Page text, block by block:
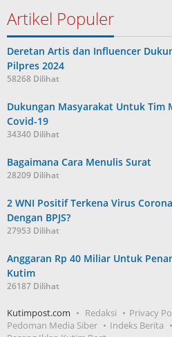
Artikel Populer
Deretan Artis dan Influencer
Pilpres 2024
58268 Dilihat
Dukungan Masyarakat Untuk Tim
Covid-19
34340 Dilihat
Bagaimana Cara Menulis Surat
28209 Dilihat
2 WNI Positif Terkena Virus
Dengan BPJS?
27953 Dilihat
Anggaran Rp 40 Miliar Untuk
Kutim
26187 Dilihat
Kutimpost.com Redaksi Privacy
Pedoman Media Siber
Indeks Berita